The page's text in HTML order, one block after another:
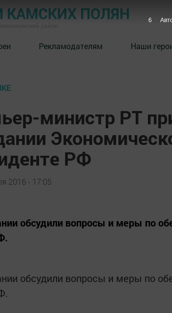
КАМСКИХ ПОЛЯН
Рекламодателям Наши
министр РТ
РФ
2016 - 17:05
обсудили вопросы и меры по
обсудили вопросы и меры по
5